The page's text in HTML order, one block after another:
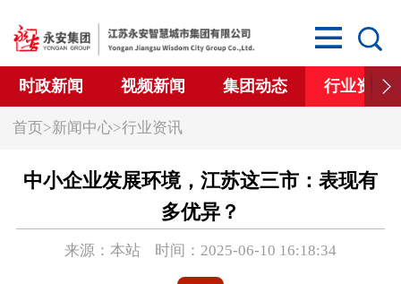
时政新闻 视频新闻 集团动态 行业资讯
首页>新闻中心>行业资讯
中小企业发展环境，江苏这三市：表现有
多优异？
来源：本站 时间：2025-06-10 16:18:34